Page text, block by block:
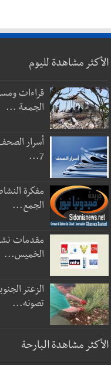
الأكثر مشاهدة لليوم
قراءات
الجمعة ...
أسرار
7...
مفكرة
الجمع...
مقدمات
الخميس...
الزعتر
تصونه...
الأكثر مشاهدة البارحة